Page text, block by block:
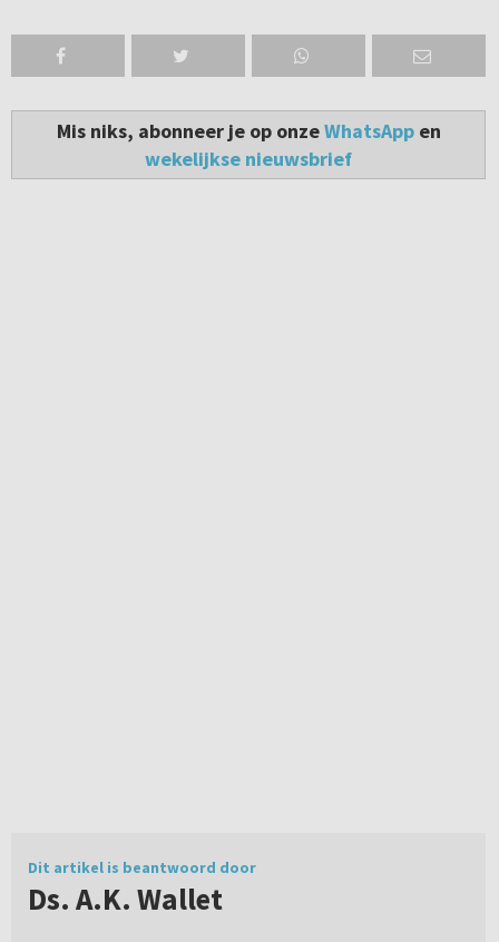
Mis niks, abonneer je op onzeWhatsAppen
wekelijkse nieuwsbrief
Dit artikel is beantwoord door
Ds. A.K. Wallet